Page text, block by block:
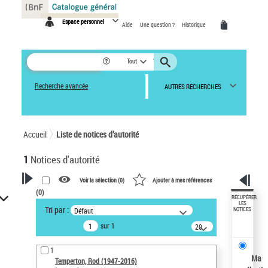
Espace personnel Aide Une question ? Historique
Tout
Recherche avancée AUTRES RECHERCHES
Accueil Liste de notices d’autorité
1 Notices d'autorité
VOTRE RECHERCHE
Recherche avancée dans les
notices d’autorité
Œuvres liées à l'auteur :
Temperton, Rod (1947-2016)
Voir la sélection (0) Ajouter à mes références
(0)
Tri par : Défaut
sur 1
20
résultats/page
1
Temperton, Rod (1947-2016)
RÉCUPÉRER
LES
NOTICES
Ma
Panneau de gestion des cookies